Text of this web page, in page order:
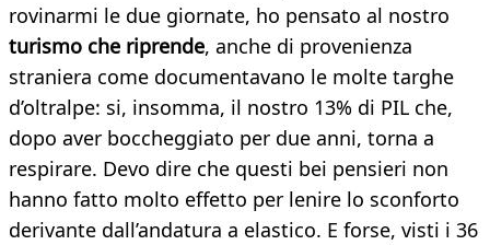
rovinarmi le due giornate, ho pensato al nostro
turismo che riprende, anche di provenienza
straniera come documentavano le molte targhe
d’oltralpe: si, insomma, il nostro 13% di PIL che,
dopo aver boccheggiato per due anni, torna a
respirare. Devo dire che questi bei pensieri non
hanno fatto molto effetto per lenire lo sconforto
derivante dall’andatura a elastico. E forse, visti i 36